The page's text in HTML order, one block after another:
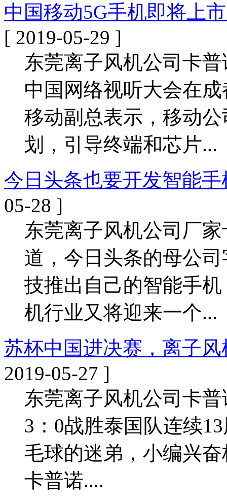
中国移动5G手机即将上
[ 2019-05-29 ]
东莞离子风机公司卡
中国网络视听大会在
移动副总表示，移动
划，引导终端和芯片...
今日头条也要开发智能
05-28 ]
东莞离子风机公司厂
道，今日头条的母公
技推出自己的智能手
机行业又将迎来一个...
苏杯中国进决赛，离子
2019-05-27 ]
东莞离子风机公司卡
3：0战胜泰国队连续
毛球的迷弟，小编兴
卡普诺....